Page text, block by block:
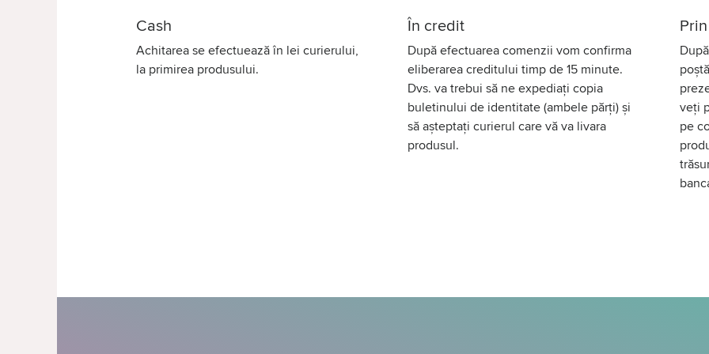
Cash
Achitarea se efectuează în lei curierului,
la primirea produsului.
În credit
După efectuarea comenzii vom confirma
eliberarea creditului timp de 15 minute.
Dvs. va trebui să ne expediați copia
buletinului de identitate (ambele părți) și
să așteptați curierul care vă va livara
produsul.
veți
pe